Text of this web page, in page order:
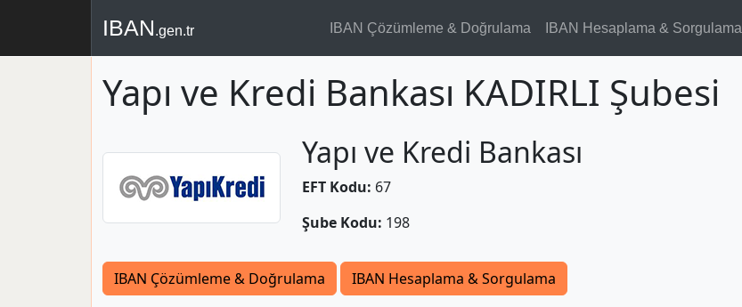
IBAN.gen.tr IBAN Çözümleme & Doğrulama IBAN Hesaplama & Sorgulama
Yapı ve Kredi Bankası KADIRLI Şubesi
Yapı ve Kredi Bankası
EFT Kodu: 67
Şube Kodu: 198
IBAN Çözümleme & Doğrulama IBAN Hesaplama & Sorgulama